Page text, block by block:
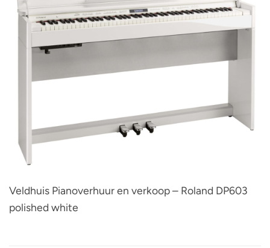
Veldhuis Pianoverhuur en verkoop – Roland DP603
polished white